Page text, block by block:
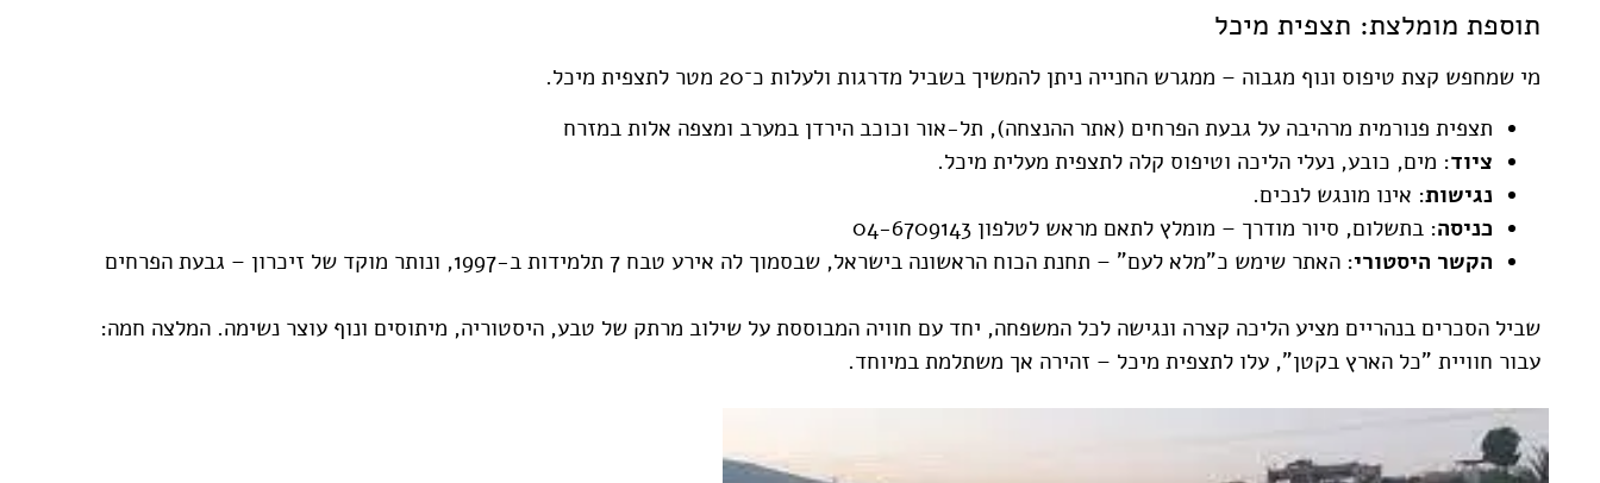
תוספת מומלצת: תצפית מיכל
מי שמחפש קצת טיפוס ונוף מגבוה – ממגרש החנייה ניתן להמשיך בשביל מדרגות ולעלות כ־20 מטר לתצפית מיכל.
תצפית פנורמית מרהיבה על גבעת הפרחים (אתר ההנצחה), תל-אור וכוכב הירדן במערב ומצפה אלות במזרח
ציוד: מים, כובע, נעלי הליכה וטיפוס קלה לתצפית מעלית מיכל.
נגישות: אינו מונגש לנכים.
כניסה: בתשלום, סיור מודרך – מומלץ לתאם מראש לטלפון 04-6709143
הקשר היסטורי: האתר שימש כ"מלא לעם" – תחנת הכוח הראשונה בישראל, שבסמוך לה אירע טבח 7 תלמידות ב-1997, ונותר מוקד של זיכרון – גבעת הפרחים
שביל הסכרים בנהריים מציע הליכה קצרה ונגישה לכל המשפחה, יחד עם חוויה המבוססת על שילוב מרתק של טבע, היסטוריה, מיתוסים ונוף עוצר נשימה. המלצה חמה:
עבור חוויית "כל הארץ בקטן", עלו לתצפית מיכל – זהירה אך משתלמת במיוחד.